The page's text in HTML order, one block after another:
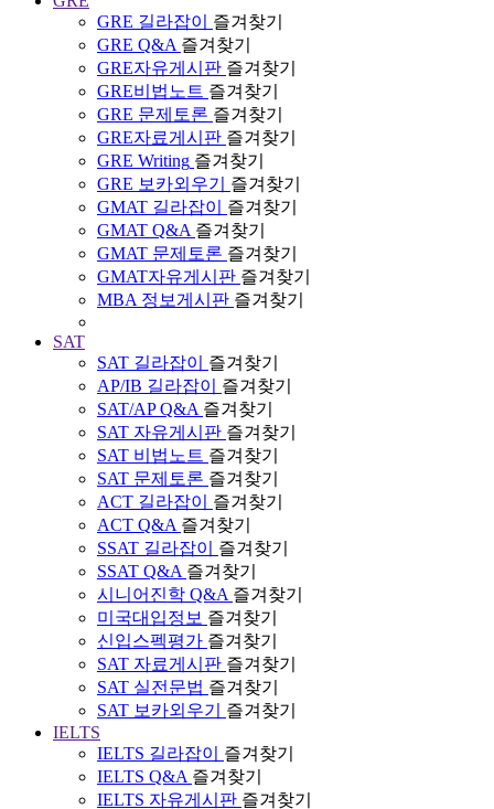
GRE 길라잡이
즐겨찾기
GRE Q&A 즐겨찾기
GRE자유게시판 즐겨찾기
GRE비법노트 즐겨찾기
GRE 문제토론 즐겨찾기
GRE자료게시판 즐겨찾기
GRE Writing 즐겨찾기
GRE 보카외우기
즐겨찾기
GMAT 길라잡이
즐겨찾기
GMAT Q&A 즐겨찾기
GMAT 문제토론 즐겨찾기
GMAT자유게시판 즐겨찾기
MBA 정보게시판 즐겨찾기
SAT
SAT 길라잡이
즐겨찾기
AP/IB 길라잡이
즐겨찾기
SAT/AP Q&A 즐겨찾기
SAT 자유게시판 즐겨찾기
SAT 비법노트 즐겨찾기
SAT 문제토론 즐겨찾기
ACT 길라잡이
즐겨찾기
ACT Q&A 즐겨찾기
SSAT 길라잡이
즐겨찾기
SSAT Q&A 즐겨찾기
시니어진학 Q&A 즐겨찾기
미국대입정보 즐겨찾기
신입스펙평가 즐겨찾기
SAT 자료게시판 즐겨찾기
SAT 실전문법 즐겨찾기
SAT 보카외우기
즐겨찾기
IELTS
IELTS 길라잡이
즐겨찾기
IELTS Q&A 즐겨찾기
IELTS 자유게시판 즐겨찾기